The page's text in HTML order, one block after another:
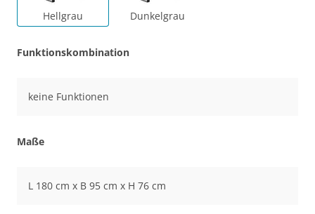
Hellgrau Dunkelgrau
Funktionskombination
keine Funktionen
Maße
L 180 cm x B 95 cm x H 76 cm